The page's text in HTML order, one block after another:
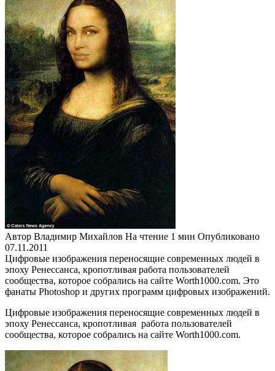
Автор Владимир Михайлов На чтение 1 мин Опубликовано
07.11.2011
Цифровые изображения переносящие современных людей в
эпоху Ренессанса, кропотливая работа пользователей
сообщества, которое собрались на сайте Worth1000.com. Это
фанаты Photoshop и других программ цифровых изображений.
Цифровые изображения переносящие современных людей в
эпоху Ренессанса, кропотливая работа пользователей
сообщества, которое собрались на сайте Worth1000.com.